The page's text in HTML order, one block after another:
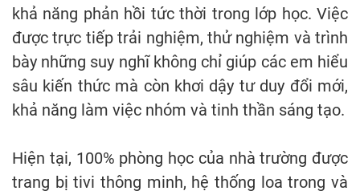
khả năng phản hồi tức thời trong lớp học. Việc
được trực tiếp trải nghiệm, thử nghiệm và trình
bày những suy nghĩ không chỉ giúp các em hiểu
sâu kiến thức mà còn khơi dậy tư duy đổi mới,
khả năng làm việc nhóm và tinh thần sáng tạo.
Hiện tại, 100% phòng học của nhà trường được
trang bị tivi thông minh, hệ thống loa trong và